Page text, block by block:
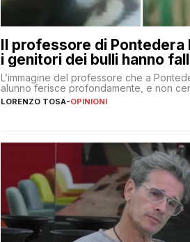
Il professore di Pontedera
i genitori dei bulli hanno
L’immagine del professore che a
alunno ferisce profondamente, e non
LORENZO TOSA-OPINIONI